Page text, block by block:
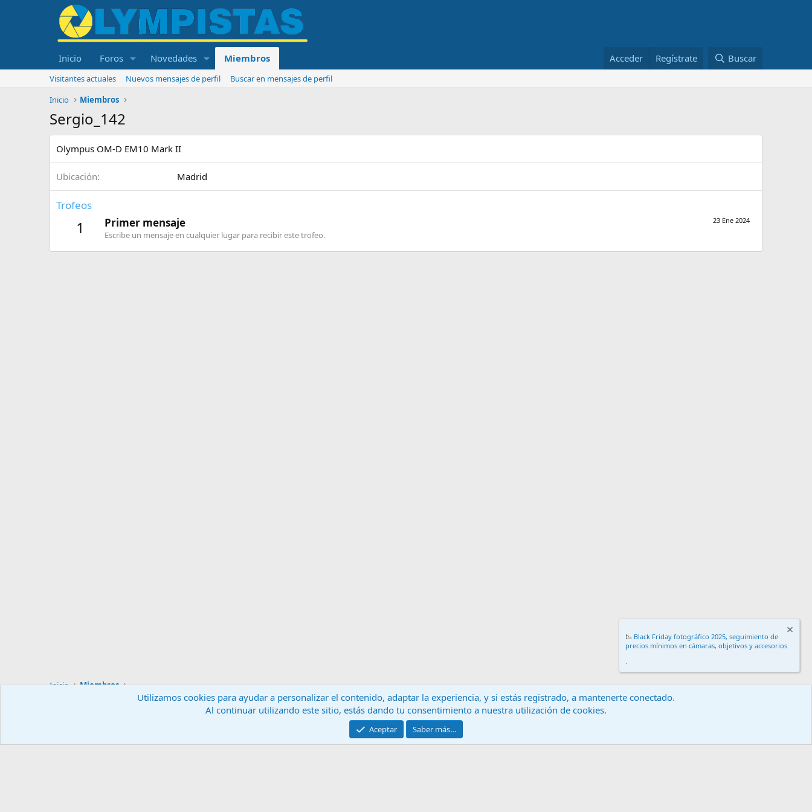
Inicio Foros Novedades Miembros Acceder Regístrate Buscar
Visitantes actuales Nuevos mensajes de perfil
Buscar en mensajes de perfil
Inicio
Miembros
Sergio_142
Olympus OM-D EM10 Mark II
Ubicación Madrid
Trofeos
1 23 Ene 2024
Primer mensaje
Escribe un mensaje en cualquier lugar para recibir este trofeo.
Inicio Miembros
Contáctanos Términos y reglas
Community platform by XenForo® © 2010-2024 XenForo Ltd.
📉 Black Friday fotográfico 2025, seguimiento de
precios mínimos en cámaras, objetivos y accesorios
.
Utilizamos cookies para ayudar a personalizar el contenido, adaptar la experiencia, y si estás registrado, a mantenerte conectado.
Al continuar utilizando este sitio, estás dando tu consentimiento a nuestra utilización de cookies.
Aceptar Saber más…